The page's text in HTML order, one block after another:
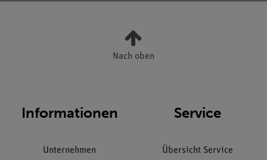
Nach oben
Informationen
Unternehmen
Service
Übersicht Service